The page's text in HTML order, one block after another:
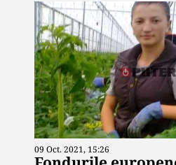
09 Oct. 2021, 15:26